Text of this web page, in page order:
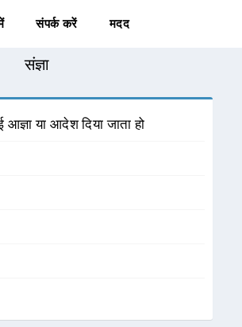
संपर्क करें मदद
संज्ञा
आज्ञा या आदेश दिया जाता हो